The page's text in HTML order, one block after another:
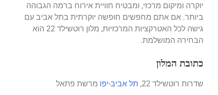
יוקרה ומיקום מרכזי, ומבטיח חוויית אירוח ברמה הגבוהה
ביותר. אם אתם מחפשים חופשה יוקרתית בתל אביב עם
גישה לכל האטרקציות המרכזיות, מלון רוטשילד 22 הוא
הבחירה המושלמת.
כתובת המלון
שדרות רוטשילד 22, תל אביב-יפו מרשת פתאל